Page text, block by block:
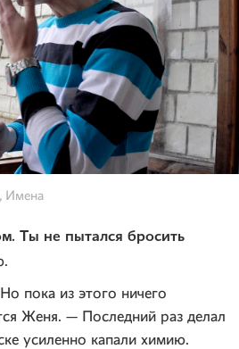
Имена
Ты не пытался бросить
пока из этого ничего
Женя. — Последний раз делал
усиленно капали химию.